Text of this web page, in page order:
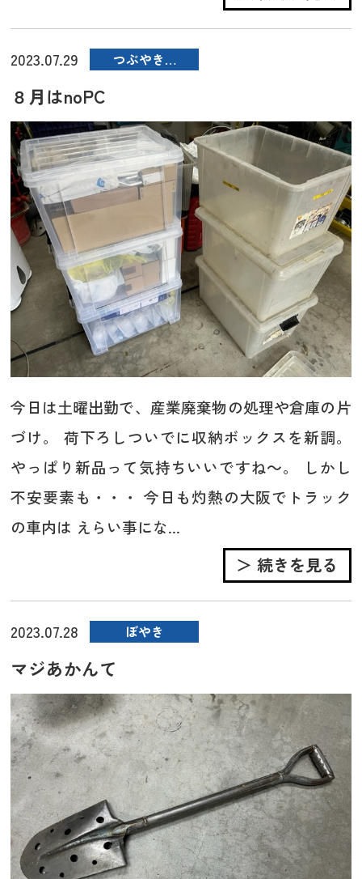
2023.07.29 つぶやき…
８月はnoPC
今日は土曜出勤で、産業廃棄物の処理や倉庫の片
づけ。 荷下ろしついでに収納ボックスを新調。
やっぱり新品って気持ちいいですね～。 しかし
不安要素も・・・ 今日も灼熱の大阪でトラック
の車内は えらい事にな...
＞ 続きを見る
2023.07.28 ぼやき
マジあかんて